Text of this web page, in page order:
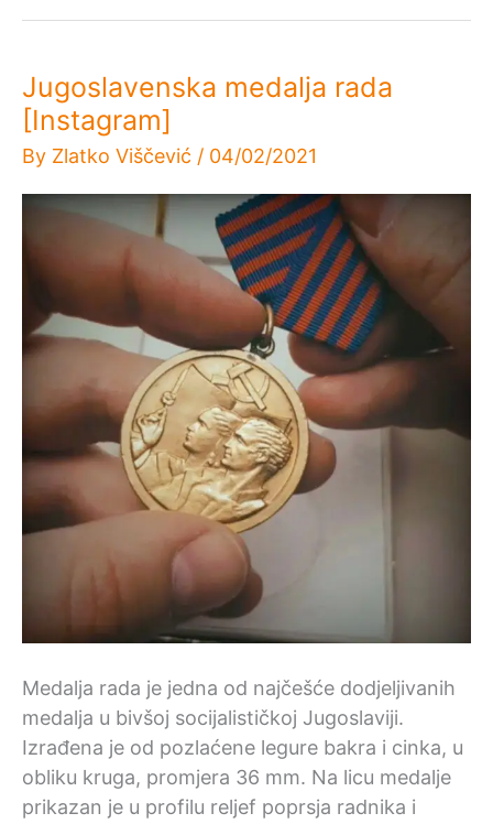
Jugoslavenska medalja rada
[Instagram]
By Zlatko Viščević / 04/02/2021
Medalja rada je jedna od najčešće dodjeljivanih
medalja u bivšoj socijalističkoj Jugoslaviji.
Izrađena je od pozlaćene legure bakra i cinka, u
obliku kruga, promjera 36 mm. Na licu medalje
prikazan je u profilu reljef poprsja radnika i